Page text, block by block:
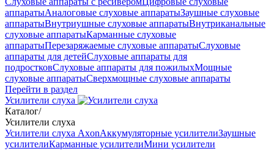
аппаратыАналоговые слуховые аппаратыЗаушные слуховые
аппаратыВнутриушные слуховые аппаратыВнутриканальные
слуховые аппаратыКарманные слуховые
аппаратыПерезаряжаемые слуховые аппаратыСлуховые
аппараты для детейСлуховые аппараты для
подростковСлуховые аппараты для пожилыхМощные
слуховые аппаратыСверхмощные слуховые аппараты
Перейти в раздел
Усилители слуха
Каталог/
Усилители слуха
Усилители слуха AxonАккумуляторные усилителиЗаушные
усилителиКарманные усилителиМини усилители